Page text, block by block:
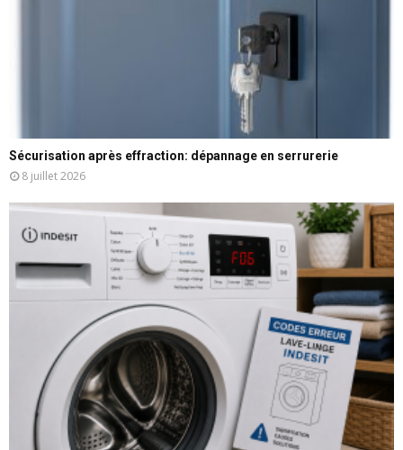
Sécurisation après effraction: dépannage en serrurerie
8 juillet 2026